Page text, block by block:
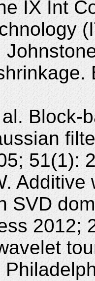
IX Int
Block-
51(1):
SVD
2012;